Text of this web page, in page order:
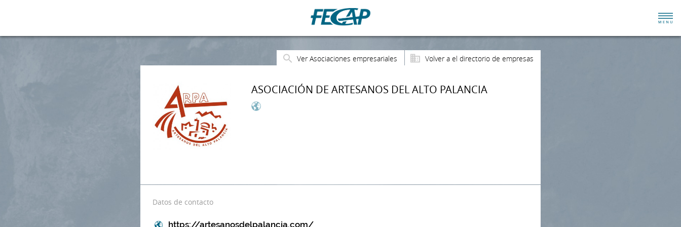
Volver a el directorio de empresas
Ver Asociaciones empresariales
ASOCIACIÓN DE ARTESANOS DEL ALTO PALANCIA
Datos de contacto
https://artesanosdelpalancia.com/